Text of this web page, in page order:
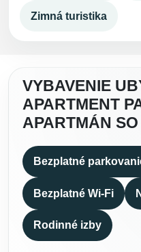
Zimná turistika
VYBAVENIE
APARTMENT
APARTMÁN
Bezplatné
Bezplatné Wi-Fi
Rodinné izby